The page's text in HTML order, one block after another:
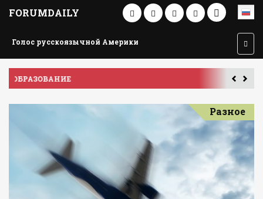
FORUMDAILY
Голос русскоязычной Америки
ПУТЕШЕСТВИЕ ПО АМЕРИКЕ
Разное